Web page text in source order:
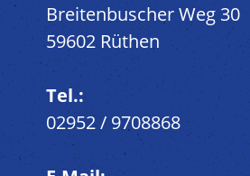
Breitenbuscher Weg 30
59602 Rüthen
Tel.:
02952 / 9708868